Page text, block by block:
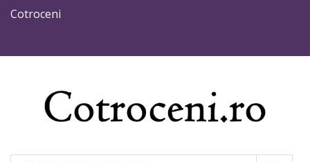
Cotroceni